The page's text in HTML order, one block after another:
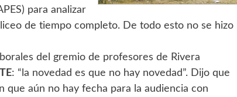
para analizar
de tiempo completo. De todo esto no se hizo
del gremio de profesores de Rivera
: “la novedad es que no hay novedad”. Dijo que
aún no hay fecha para la audiencia con